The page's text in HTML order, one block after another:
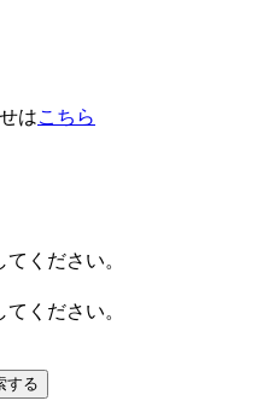
はこちら
ください。
ください。
する